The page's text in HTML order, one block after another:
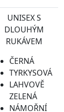
UNISEX S
DLOUHÝM
RUKÁVEM
ČERNÁ
TYRKYSOVÁ
LAHVOVĚ
ZELENÁ
NÁMOŘNÍ